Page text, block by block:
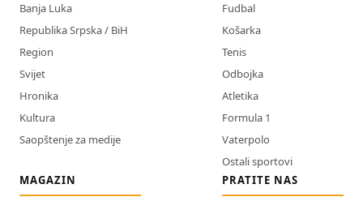
Banja Luka
Republika Srpska / BiH
Region
Svijet
Hronika
Kultura
Saopštenje za medije
Fudbal
Košarka
Tenis
Odbojka
Atletika
Formula 1
Vaterpolo
Ostali sportovi
MAGAZIN
PRATITE NAS